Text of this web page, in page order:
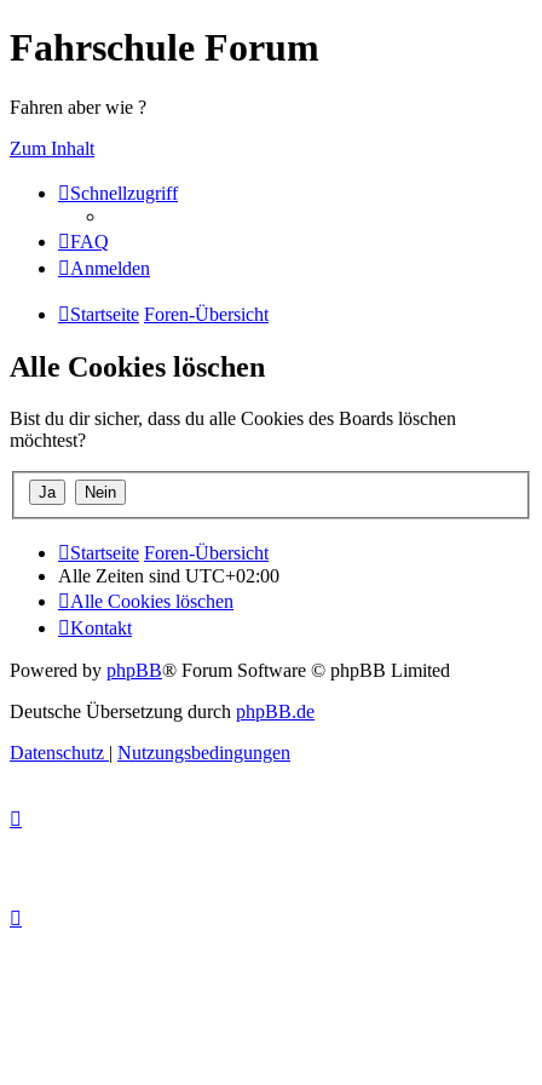
Fahrschule Forum
Fahren aber wie ?
Zum Inhalt
Schnellzugriff
FAQ
Anmelden
Startseite Foren-Übersicht
Alle Cookies löschen
Bist du dir sicher, dass du alle Cookies des Boards löschen
möchtest?
Startseite Foren-Übersicht
Alle Zeiten sind UTC+02:00
Alle Cookies löschen
Kontakt
Powered by phpBB® Forum Software © phpBB Limited
Deutsche Übersetzung durch phpBB.de
Datenschutz | Nutzungsbedingungen